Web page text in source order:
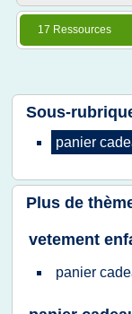
17 Ressources
Sous-
panier
Plus de
vetement
panier